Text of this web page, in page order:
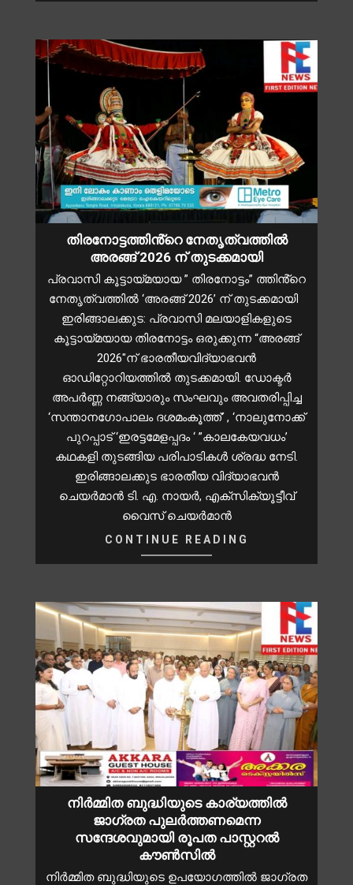
തിരനോട്ടത്തിൻ്റെ നേതൃത്വത്തിൽ
അരങ്ങ് 2026 ന് തുടക്കമായി
പ്രവാസി കൂട്ടായ്മയായ ” തിരനോട്ടം” ത്തിൻ്റെ
നേതൃത്വത്തിൽ ‘അരങ്ങ് 2026’ ന് തുടക്കമായി
ഇരിങ്ങാലക്കുട: പ്രവാസി മലയാളികളുടെ
കൂട്ടായ്മയായ തിരനോട്ടം ഒരുക്കുന്ന “അരങ്ങ്
2026″ന് ഭാരതീയവിദ്യാഭവൻ
ഓഡിറ്റോറിയത്തിൽ തുടക്കമായി. ഡോക്ടർ
അപർണ്ണ നങ്ങ്യാരും സംഘവും അവതരിപ്പിച്ച
‘സന്താനഗോപാലം ദശമംകൂത്ത്’ , ‘നാലുനോക്ക്
പുറപ്പാട് ‘ഇരട്ടമേളപ്പദം ‘ ”കാലകേയവധം’
കഥകളി തുടങ്ങിയ പരിപാടികൾ ശ്രദ്ധ നേടി.
ഇരിങ്ങാലക്കുട ഭാരതീയ വിദ്യാഭവൻ
ചെയർമാൻ ടി. എ. നായർ, എക്സിക്യൂട്ടീവ്
വൈസ് ചെയർമാൻ
CONTINUE READING
നിർമ്മിത ബുദ്ധിയുടെ കാര്യത്തിൽ
ജാഗ്രത പുലർത്തണമെന്ന
സന്ദേശവുമായി രൂപത പാസ്റ്ററൽ
കൗൺസിൽ
നിര്‍മ്മിത ബുദ്ധിയുടെ ഉപയോഗത്തിൽ ജാഗ്രത